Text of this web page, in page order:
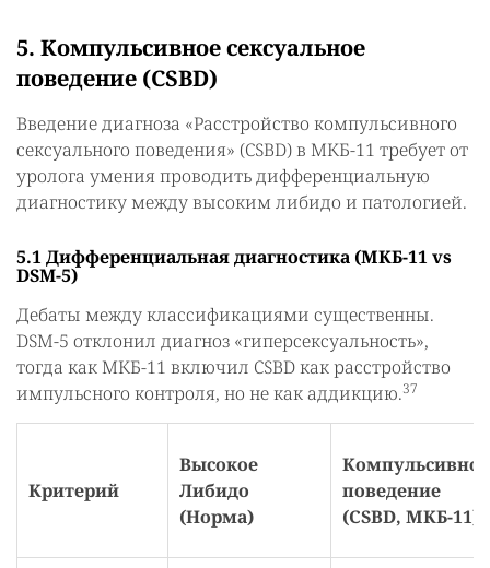
5. Компульсивное сексуальное
поведение (CSBD)
Введение диагноза «Расстройство компульсивного
сексуального поведения» (CSBD) в МКБ-11 требует от
уролога умения проводить дифференциальную
диагностику между высоким либидо и патологией.
5.1 Дифференциальная диагностика (МКБ-11 vs
DSM-5)
Дебаты между классификациями существенны.
DSM-5 отклонил диагноз «гиперсексуальность»,
тогда как МКБ-11 включил CSBD как расстройство
импульсного контроля, но не как аддикцию.37
Критерий
Высокое
Либидо
(Норма)
Компульсивное
поведение
(CSBD, МКБ-11)